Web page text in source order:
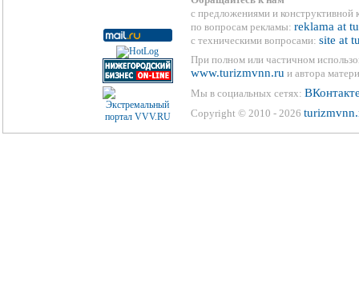
с предложениями и конструктивной
по вопросам рекламы: reklama at
с техническими вопросами: site at
При полном или частичном
www.turizmvnn.ru и автора
Мы в социальных сетях:
Copyright © 2010 - 2026